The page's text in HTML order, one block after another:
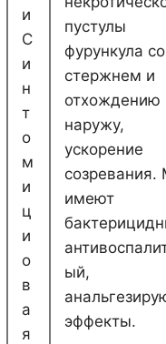
и
С
и
н
т
о
м
и
ц
и
о
в
а
я
пустулы
фурункула со
стержнем и
отхождению
наружу,
ускорение
созревания.
имеют
ый,
эффекты.